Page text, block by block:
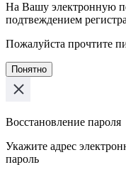
На Вашу электронную
подтвеждением
Пожалуйста прочтите
Понятно
Восстановление пароля
Укажите адрес
пароль